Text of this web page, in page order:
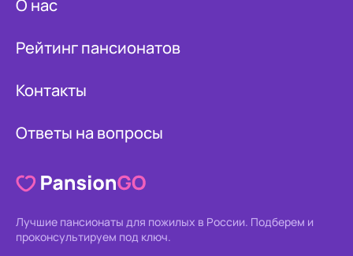
О нас
Рейтинг пансионатов
Контакты
Ответы на вопросы
Лучшие пансионаты для пожилых в России. Подберем и
проконсультируем под ключ.